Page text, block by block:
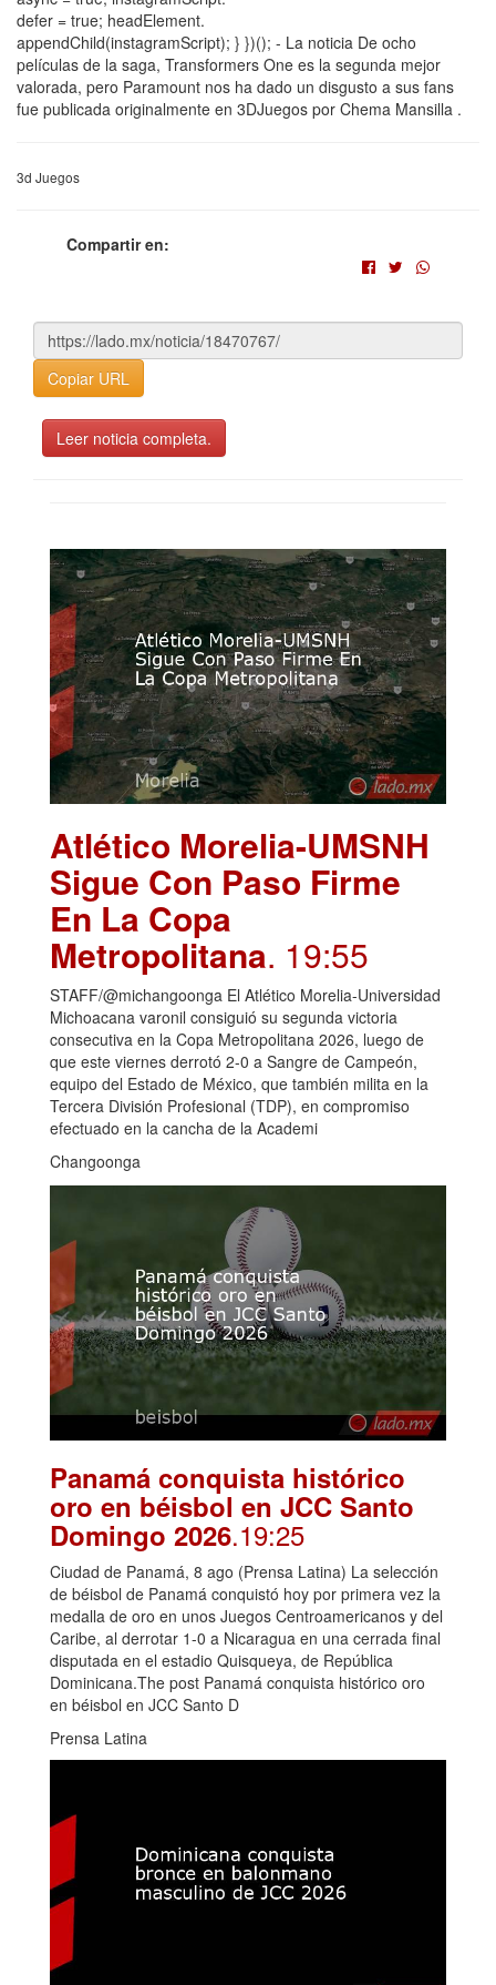
defer = true; headElement.
appendChild(instagramScript); } })(); - La noticia De ocho
películas de la saga, Transformers One es la segunda mejor
valorada, pero Paramount nos ha dado un disgusto a sus fans
fue publicada originalmente en 3DJuegos por Chema Mansilla .
3d Juegos
Compartir en:
Copiar URL
Leer noticia completa.
Atlético Morelia-UMSNH
Sigue Con Paso Firme
En La Copa
Metropolitana. 19:55
STAFF/@michangoonga El Atlético Morelia-Universidad
Michoacana varonil consiguió su segunda victoria
consecutiva en la Copa Metropolitana 2026, luego de
que este viernes derrotó 2-0 a Sangre de Campeón,
equipo del Estado de México, que también milita en la
Tercera División Profesional (TDP), en compromiso
efectuado en la cancha de la Academi
Changoonga
Panamá conquista histórico
oro en béisbol en JCC Santo
Domingo 2026.19:25
Ciudad de Panamá, 8 ago (Prensa Latina) La selección
de béisbol de Panamá conquistó hoy por primera vez la
medalla de oro en unos Juegos Centroamericanos y del
Caribe, al derrotar 1-0 a Nicaragua en una cerrada final
disputada en el estadio Quisqueya, de República
Dominicana.The post Panamá conquista histórico oro
en béisbol en JCC Santo D
Prensa Latina